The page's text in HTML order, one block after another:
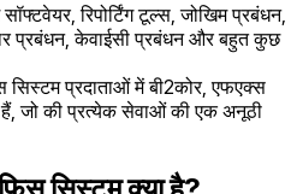
रिपोर्टिंग टूल्स, जोखिम प्रबंधन,
प्रबंधन, केवाईसी प्रबंधन और बहुत कुछ
प्रदाताओं में बी2कोर, एफएक्स
जो की प्रत्येक सेवाओं की एक अनूठी